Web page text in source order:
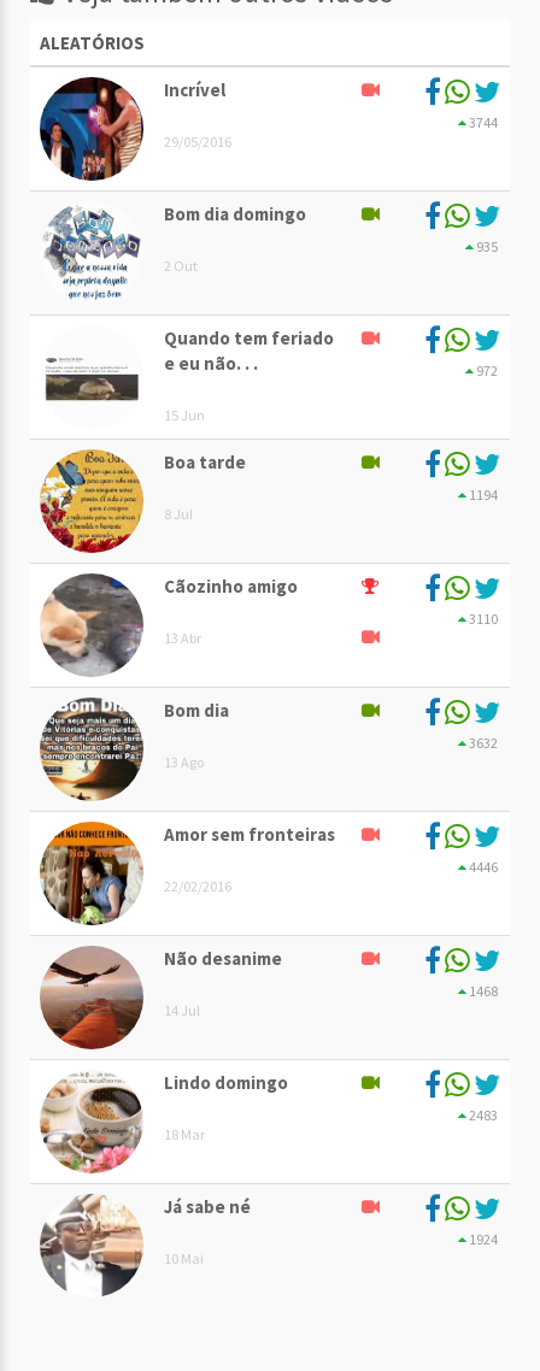
ALEATÓRIOS
Incrível
29/05/2016
3744
Bom dia domingo
2 Out
935
Quando tem feriado
e eu não. . .
15 Jun
972
Boa tarde
8 Jul
1194
Cãozinho amigo
13 Abr
3110
Bom dia
13 Ago
3632
Amor sem fronteiras
22/02/2016
4446
Não desanime
14 Jul
1468
Lindo domingo
18 Mar
2483
Já sabe né
10 Mai
1924